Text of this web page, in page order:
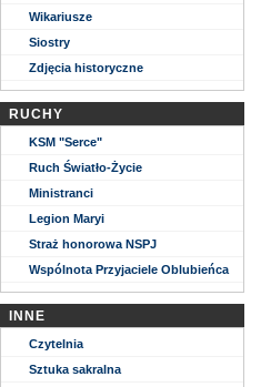
Wikariusze
Siostry
Zdjęcia historyczne
RUCHY
KSM "Serce"
Ruch Światło-Życie
Ministranci
Legion Maryi
Straż honorowa NSPJ
Wspólnota Przyjaciele Oblubieńca
INNE
Czytelnia
Sztuka sakralna